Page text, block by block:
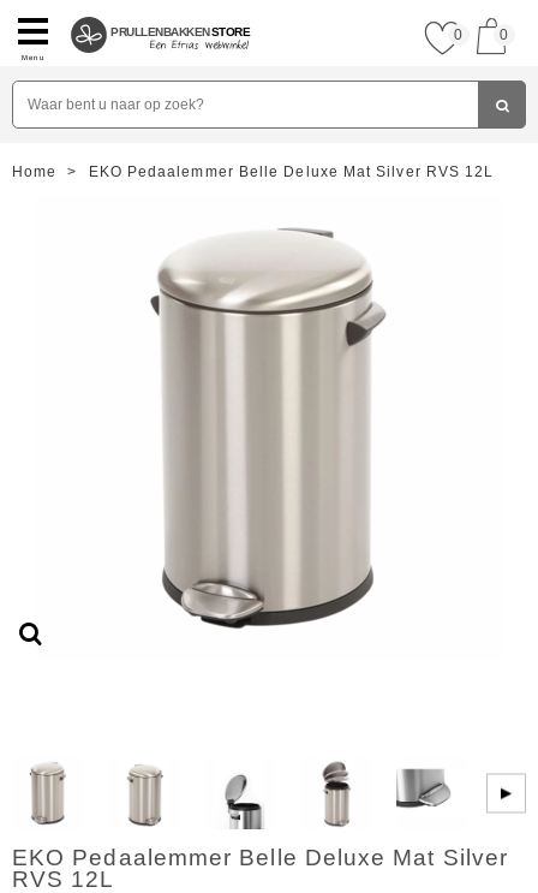
Menu
PRULLENBAKKENSTORE 0 0
Home > EKO Pedaalemmer Belle Deluxe Mat Silver RVS 12L
▶
EKO Pedaalemmer Belle Deluxe Mat Silver
RVS 12L